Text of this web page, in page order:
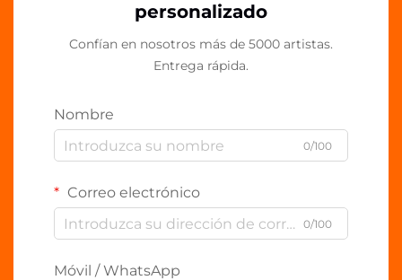
personalizado
Confían en nosotros más de 5000 artistas.
Entrega rápida.
Nombre
0/100
Correo electrónico
0/100
Móvil / WhatsApp